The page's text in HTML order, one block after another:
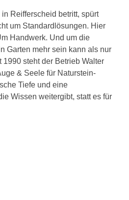
Reifferscheid betritt, spürt
um Standardlösungen. Hier
Handwerk. Und um die
Garten mehr sein kann als nur
steht der Betrieb Walter
& Seele für Naturstein-
Tiefe und eine
Wissen weitergibt, statt es für